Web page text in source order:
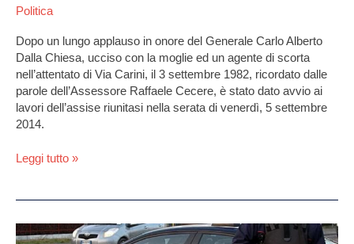
Politica
Dopo un lungo applauso in onore del Generale Carlo Alberto
Dalla Chiesa, ucciso con la moglie ed un agente di scorta
nell’attentato di Via Carini, il 3 settembre 1982, ricordato dalle
parole dell’Assessore Raffaele Cecere, è stato dato avvio ai
lavori dell’assise riunitasi nella serata di venerdì, 5 settembre
2014.
Leggi tutto »
Marano,